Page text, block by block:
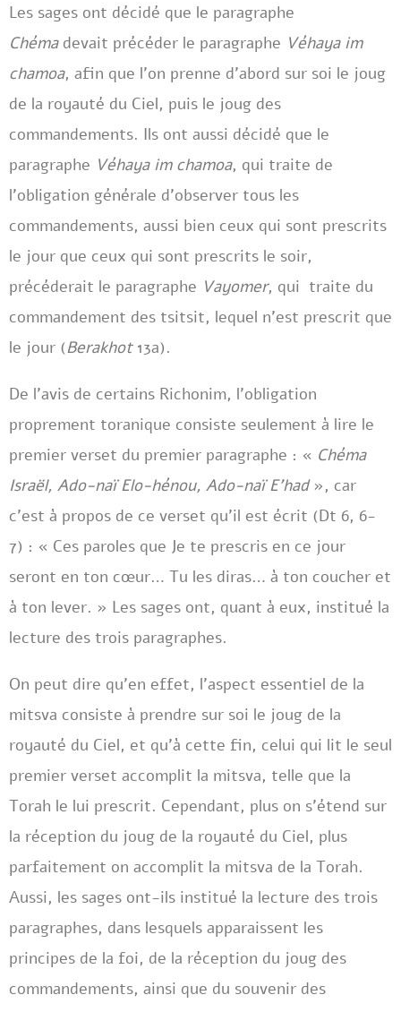
Les sages ont décidé que le paragraphe
Chémadevait précéder le paragraphe Véhaya im
chamoa, afin que l’on prenne d’abord sur soi le joug
de la royauté du Ciel, puis le joug des
commandements. Ils ont aussi décidé que le
paragraphe Véhaya im chamoa, qui traite de
l’obligation générale d’observer tous les
commandements, aussi bien ceux qui sont prescrits
le jour que ceux qui sont prescrits le soir,
précéderait le paragraphe Vayomer, qui traite du
commandement des tsitsit, lequel n’est prescrit que
le jour (Berakhot 13a).
De l’avis de certains Richonim, l’obligation
proprement toranique consiste seulement à lire le
premier verset du premier paragraphe : « Chéma
Israël, Ado-naï Elo-hénou, Ado-naï E’had», car
c’est à propos de ce verset qu’il est écrit (Dt 6, 6-
7) : « Ces paroles que Je te prescris en ce jour
seront en ton cœur… Tu les diras… à ton coucher et
à ton lever. » Les sages ont, quant à eux, institué la
lecture des trois paragraphes.
On peut dire qu’en effet, l’aspect essentiel de la
mitsva consiste à prendre sur soi le joug de la
royauté du Ciel, et qu’à cette fin, celui qui lit le seul
premier verset accomplit la mitsva, telle que la
Torah le lui prescrit. Cependant, plus on s’étend sur
la réception du joug de la royauté du Ciel, plus
parfaitement on accomplit la mitsva de la Torah.
Aussi, les sages ont-ils institué la lecture des trois
paragraphes, dans lesquels apparaissent les
principes de la foi, de la réception du joug des
commandements, ainsi que du souvenir des